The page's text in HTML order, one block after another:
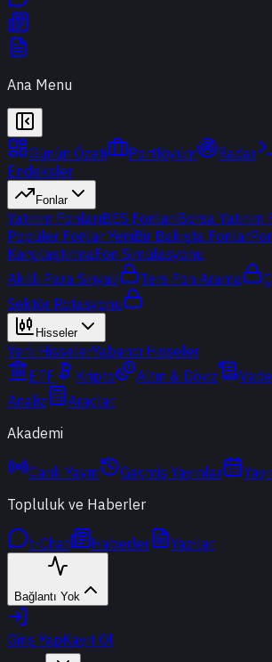
Ana Menu
Günün Özeti Portföyüm Radar
Endeksler
Fonlar
Yatırım FonlarıBES FonlarıBorsa Yatırım
Popüler Fonlar YeniBir Bakışta Fonlar
KarşılaştırmaFon Simülasyonu
Akıllı Para Sinyali
Ters Fon Arama
Sektör Rotasyonu
Hisseler
Yerli HisselerYabancı Hisseler
ETF
Kripto Altın & Döviz
Analiz
Araçlar
Akademi
Canlı Yayın Geçmiş Yayınlar
Topluluk ve Haberler
t-Chat Haberler Yazılar
Bağlantı Yok
Giriş YapKayıt Ol